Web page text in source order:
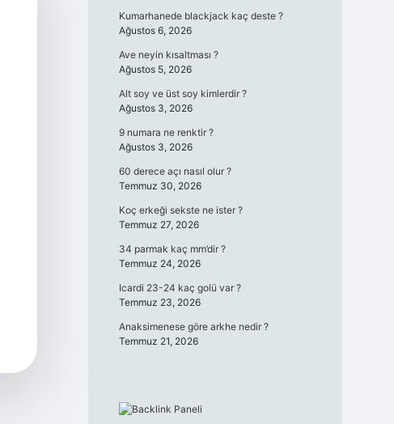
Kumarhanede blackjack kaç deste ?
Ağustos 6, 2026
Ave neyin kısaltması ?
Ağustos 5, 2026
Alt soy ve üst soy kimlerdir ?
Ağustos 3, 2026
9 numara ne renktir ?
Ağustos 3, 2026
60 derece açı nasıl olur ?
Temmuz 30, 2026
Koç erkeği sekste ne ister ?
Temmuz 27, 2026
34 parmak kaç mm’dir ?
Temmuz 24, 2026
Icardi 23-24 kaç golü var ?
Temmuz 23, 2026
Anaksimenese göre arkhe nedir ?
Temmuz 21, 2026